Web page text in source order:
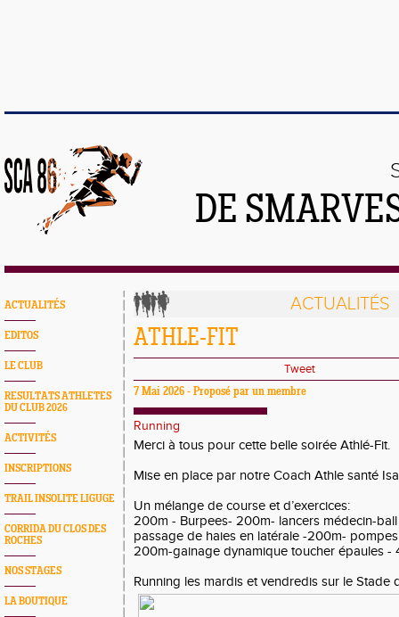
DE
ACTUALITÉS
EDITOS
LE CLUB
RESULTATS ATHLETES
DU CLUB 2026
ACTIVITÉS
INSCRIPTIONS
TRAIL INSOLITE LIGUGE
CORRIDA DU CLOS DES
ROCHES
NOS STAGES
LA BOUTIQUE
ACTUALITÉS
ATHLE-FIT
Tweet
7 Mai 2026 - Proposé par un membre
Running
Merci à tous pour cette belle soirée Athlé-Fit.
Mise en place par notre Coach Athle santé
Un mélange de course et d’exercices:
200m - Burpees- 200m- lancers médecin-
passage de haies en latérale -200m-
200m-gainage dynamique toucher épaules -
Running les mardis et vendredis sur le Stade